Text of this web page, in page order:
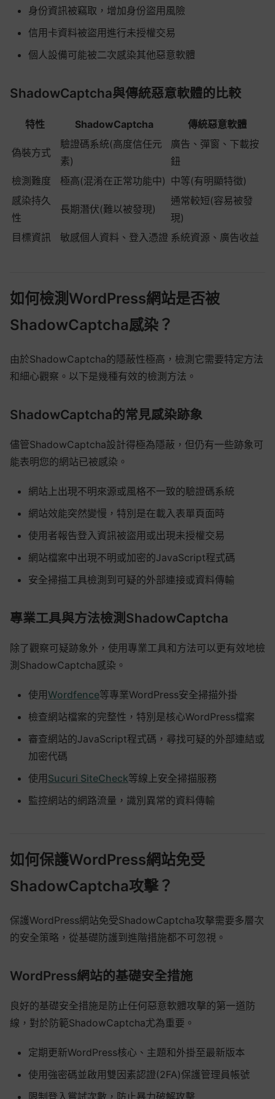
身份資訊被竊取，增加身份盜用風險
信用卡資料被盜用進行未授權交易
個人設備可能被二次感染其他惡意軟體
ShadowCaptcha與傳統惡意軟體的比較
特性 ShadowCaptcha 傳統惡意軟體
偽裝方式
驗證碼系統(高度信任元
素)
廣告、彈窗、下載按
鈕
檢測難度
極高(混淆在正常功能中) 中等(有明顯特徵)
感染持久
性
長期潛伏(難以被發現)
通常較短(容易被發
現)
目標資訊
敏感個人資料、登入憑證 系統資源、廣告收益
如何檢測WordPress網站是否被
ShadowCaptcha感染？
由於ShadowCaptcha的隱蔽性極高，檢測它需要特定方法
和細心觀察。以下是幾種有效的檢測方法。
ShadowCaptcha的常見感染跡象
儘管ShadowCaptcha設計得極為隱蔽，但仍有一些跡象可
能表明您的網站已被感染。
網站上出現不明來源或風格不一致的驗證碼系統
網站效能突然變慢，特別是在載入表單頁面時
使用者報告登入資訊被盜用或出現未授權交易
網站檔案中出現不明或加密的JavaScript程式碼
安全掃描工具檢測到可疑的外部連接或資料傳輸
專業工具與方法檢測ShadowCaptcha
除了觀察可疑跡象外，使用專業工具和方法可以更有效地檢
測ShadowCaptcha感染。
使用Wordfence等專業WordPress安全掃描外掛
檢查網站檔案的完整性，特別是核心WordPress檔案
審查網站的JavaScript程式碼，尋找可疑的外部連結或
加密代碼
使用Sucuri SiteCheck等線上安全掃描服務
監控網站的網路流量，識別異常的資料傳輸
如何保護WordPress網站免受
ShadowCaptcha攻擊？
保護WordPress網站免受ShadowCaptcha攻擊需要多層次
的安全策略，從基礎防護到進階措施都不可忽視。
WordPress網站的基礎安全措施
良好的基礎安全措施是防止任何惡意軟體攻擊的第一道防
線，對於防範ShadowCaptcha尤為重要。
定期更新WordPress核心、主題和外掛至最新版本
使用強密碼並啟用雙因素認證(2FA)保護管理員帳號
限制登入嘗試次數，防止暴力破解攻擊